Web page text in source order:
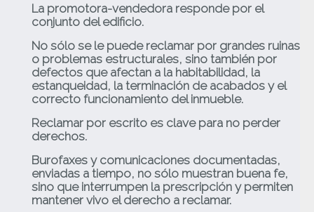
La promotora-vendedora responde por el
conjunto del edificio.
No sólo se le puede reclamar por grandes ruinas
o problemas estructurales, sino también por
defectos que afectan a la habitabilidad, la
estanqueidad, la terminación de acabados y el
correcto funcionamiento del inmueble.
Reclamar por escrito es clave para no perder
derechos.
Burofaxes y comunicaciones documentadas,
enviadas a tiempo, no sólo muestran buena fe,
sino que interrumpen la prescripción y permiten
mantener vivo el derecho a reclamar.